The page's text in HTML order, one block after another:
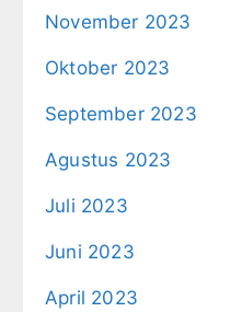
November 2023
Oktober 2023
September 2023
Agustus 2023
Juli 2023
Juni 2023
April 2023